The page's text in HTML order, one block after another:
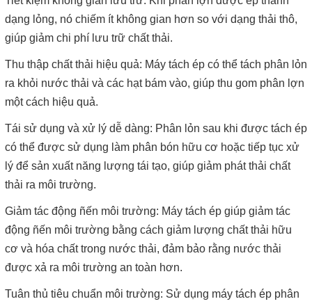
dạng lỏng, nó chiếm ít không gian hơn so với dạng thải thô,
giúp giảm chi phí lưu trữ chất thải.
Thu thập chất thải hiệu quả: Máy tách ép có thể tách phân lỏn
ra khỏi nước thải và các hạt bám vào, giúp thu gom phân lợn
một cách hiệu quả.
Tái sử dụng và xử lý dễ dàng: Phân lỏn sau khi được tách ép
có thể được sử dụng làm phân bón hữu cơ hoặc tiếp tục xử
lý để sản xuất năng lượng tái tạo, giúp giảm phát thải chất
thải ra môi trường.
Giảm tác động ñến môi trường: Máy tách ép giúp giảm tác
động ñến môi trường bằng cách giảm lượng chất thải hữu
cơ và hóa chất trong nước thải, đảm bảo rằng nước thải
được xả ra môi trường an toàn hơn.
Tuân thủ tiêu chuẩn môi trường: Sử dụng máy tách ép phân